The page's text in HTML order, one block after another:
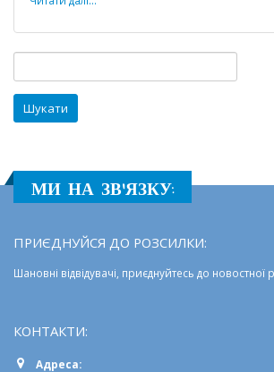
МИ НА ЗВ'ЯЗКУ:
ПРИЄДНУЙСЯ ДО РОЗСИЛКИ:
Шановні відвідувачі, приєднуйтесь до новостної
КОНТАКТИ:
Адреса: